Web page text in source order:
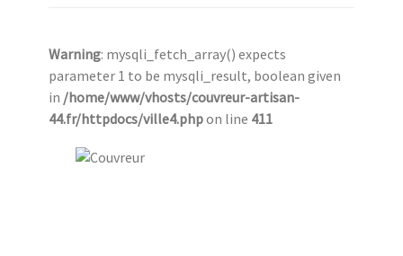
Warning: mysqli_fetch_array() expects
parameter 1 to be mysqli_result, boolean given
in /home/www/vhosts/couvreur-artisan-
44.fr/httpdocs/ville4.phpon line 411